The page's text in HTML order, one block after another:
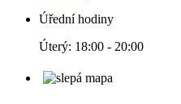
Úřední hodiny
Úterý: 18:00 - 20:00